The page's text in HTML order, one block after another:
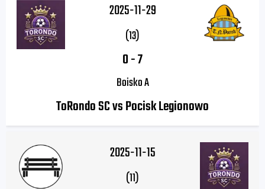
2025-11-29
(13)
0-7
Boisko A
ToRondo SC vs Pocisk Legionowo
2025-11-15
(11)